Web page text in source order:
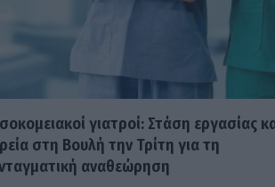
γιατροί: Στάση εργασίας
στη Βουλή την Τρίτη για τη
αναθεώρηση